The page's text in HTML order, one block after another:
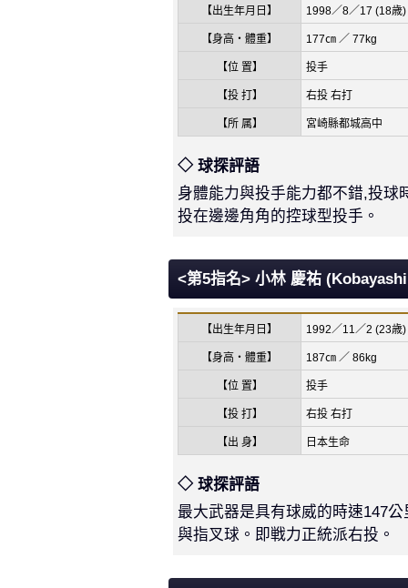
【出生年月日】 1998／8／17 (18歳)
【身高・體重】 177㎝ ／ 77kg
【位 置】 投手
【投 打】 右投 右打
【所 属】 宮崎縣都城高中
◇ 球探評語
身體能力與投手能力都不錯,投球
投在邊邊角角的控球型投手。
<第5指名> 小林 慶祐
【出生年月日】 1992／11／2 (23歳)
【身高・體重】 187㎝ ／ 86kg
【位 置】 投手
【投 打】 右投 右打
【出 身】 日本生命
◇ 球探評語
最大武器是具有球威的時速147
與指叉球。即戦力正統派右投。